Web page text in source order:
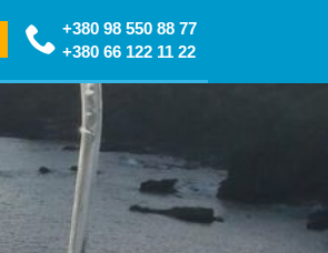
+380 98 550 88 77
+380 66 122 11 22